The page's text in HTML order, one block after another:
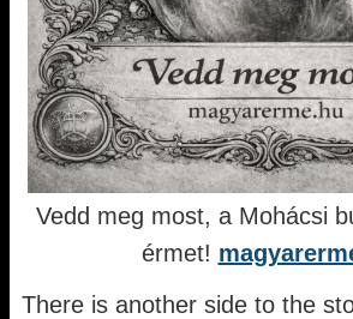
Vedd meg most, a Mohácsi
érmet!
There is another side to the